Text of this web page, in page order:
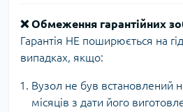
❌Обмеження гарантійних
Гарантія НЕ поширюється на
випадках, якщо:
Вузол не був встановлений
місяців з дати його